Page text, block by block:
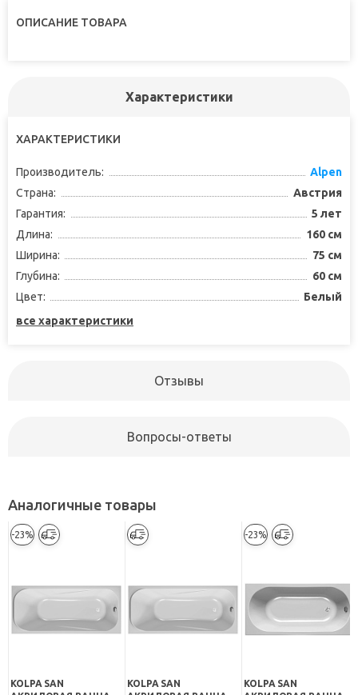
ОПИСАНИЕ ТОВАРА
Характеристики
ХАРАКТЕРИСТИКИ
Производитель:
Alpen
Страна:
Австрия
Гарантия:
5 лет
Длина:
160 см
Ширина:
75 см
Глубина:
60 см
Цвет:
Белый
все характеристики
Отзывы
Вопросы-ответы
Аналогичные товары
-23%
KOLPA SAN
KOLPA SAN
-23%
KOLPA SAN